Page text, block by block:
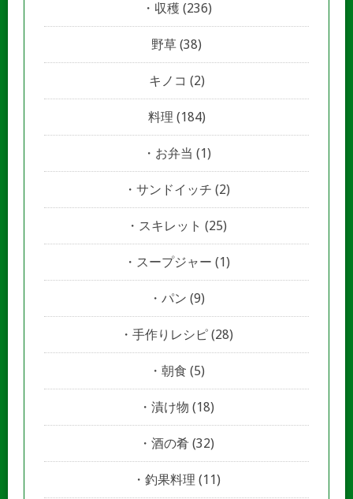
収穫 (236)
野草 (38)
キノコ (2)
料理 (184)
お弁当 (1)
サンドイッチ (2)
スキレット (25)
スープジャー (1)
パン (9)
手作りレシピ (28)
朝食 (5)
漬け物 (18)
酒の肴 (32)
釣果料理 (11)